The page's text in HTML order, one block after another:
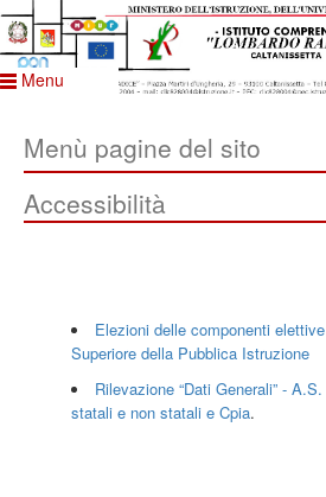
Menu
Menù pagine del sito
Accessibilità
Elezioni delle componenti
Superiore della Pubblica Istruzione
Rilevazione “Dati Generali” -
statali e non statali e Cpia.